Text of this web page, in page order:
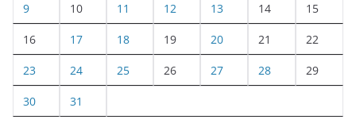
9 10 11 12 13 14 15
16 17 18 19 20 21 22
23 24 25 26 27 28 29
30 31